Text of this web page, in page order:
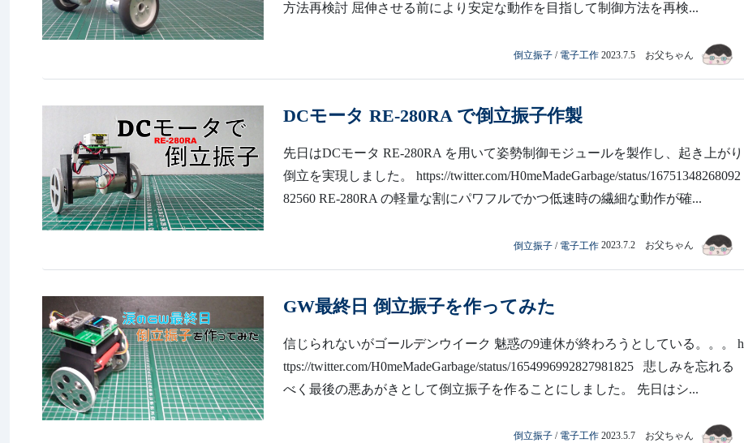
方法再検討 屈伸させる前により安定な動作を目指して制御方法を再検...
倒立振子 / 電子工作 2023.7.5 お父ちゃん
DCモータ RE-280RA で倒立振子作製
先日はDCモータ RE-280RA を用いて姿勢制御モジュールを製作し、起き上がり
倒立を実現しました。 https://twitter.com/H0meMadeGarbage/status/16751348268092
82560 RE-280RA の軽量な割にパワフルでかつ低速時の繊細な動作が確...
倒立振子 / 電子工作 2023.7.2 お父ちゃん
GW最終日 倒立振子を作ってみた
信じられないがゴールデンウイーク 魅惑の9連休が終わろうとしている。。。 h
ttps://twitter.com/H0meMadeGarbage/status/1654996992827981825 悲しみを忘れる
べく最後の悪あがきとして倒立振子を作ることにしました。 先日はシ...
倒立振子 / 電子工作 2023.5.7 お父ちゃん